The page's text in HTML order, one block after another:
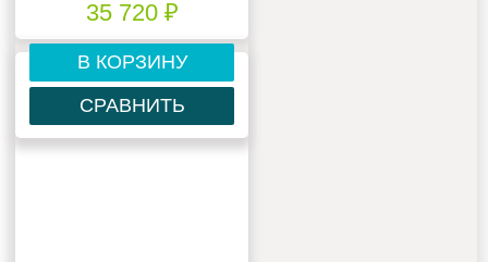
35 720 ₽
В КОРЗИНУ
СРАВНИТЬ